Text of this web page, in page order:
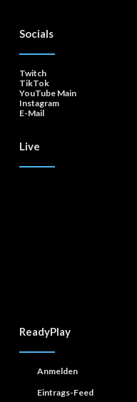
Socials
Twitch
TikTok
YouTube Main
Instagram
E-Mail
Live
ReadyPlay
Anmelden
Eintrags-Feed